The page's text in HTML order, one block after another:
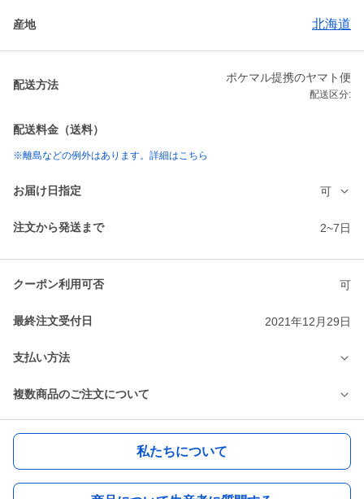
産地 北海道
配送方法
ポケマル提携のヤマト便
配送区分:
配送料金（送料）
※離島などの例外はあります。詳細はこちら
お届け日指定 可
注文から発送まで 2~7日
クーポン利用可否 可
最終注文受付日 2021年12月29日
支払い方法
複数商品のご注文について
私たちについて